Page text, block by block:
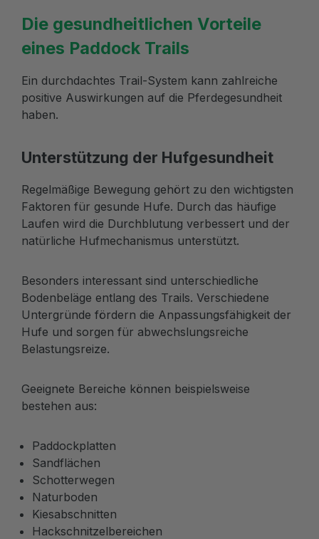
Die gesundheitlichen Vorteile
eines Paddock Trails
Ein durchdachtes Trail-System kann zahlreiche
positive Auswirkungen auf die Pferdegesundheit
haben.
Unterstützung der Hufgesundheit
Regelmäßige Bewegung gehört zu den wichtigsten
Faktoren für gesunde Hufe. Durch das häufige
Laufen wird die Durchblutung verbessert und der
natürliche Hufmechanismus unterstützt.
Besonders interessant sind unterschiedliche
Bodenbeläge entlang des Trails. Verschiedene
Untergründe fördern die Anpassungsfähigkeit der
Hufe und sorgen für abwechslungsreiche
Belastungsreize.
Geeignete Bereiche können beispielsweise
bestehen aus:
Paddockplatten
Sandflächen
Schotterwegen
Naturboden
Kiesabschnitten
Hackschnitzelbereichen